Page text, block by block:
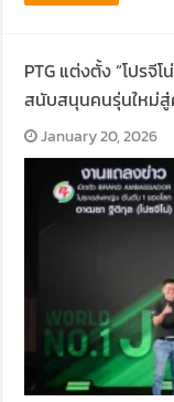
PTG แต่งตั้ง “โปรจี
สนับสนุนคนรุ่นใหม่สู่
January 20, 2026